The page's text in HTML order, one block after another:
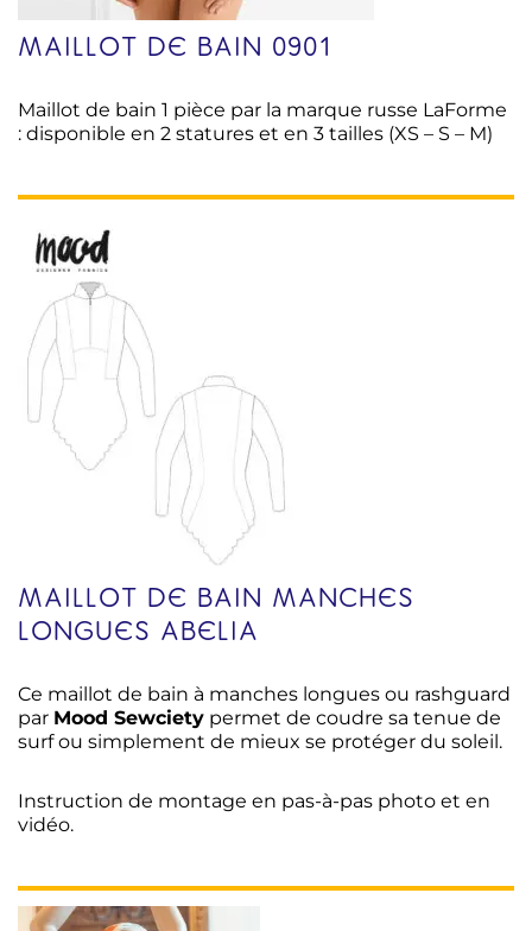
MAILLOT DE BAIN 0901
Maillot de bain 1 pièce par la marque russe LaForme
: disponible en 2 statures et en 3 tailles (XS – S – M)
MAILLOT DE BAIN MANCHES
LONGUES ABELIA
Ce maillot de bain à manches longues ou rashguard
par Mood Sewciety permet de coudre sa tenue de
surf ou simplement de mieux se protéger du soleil.
Instruction de montage en pas-à-pas photo et en
vidéo.